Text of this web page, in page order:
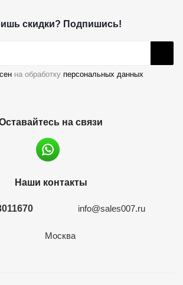
скидки? Подпишись!
на обработку персональных данных
на связи
Наши контакты
info@sales007.ru
Москва